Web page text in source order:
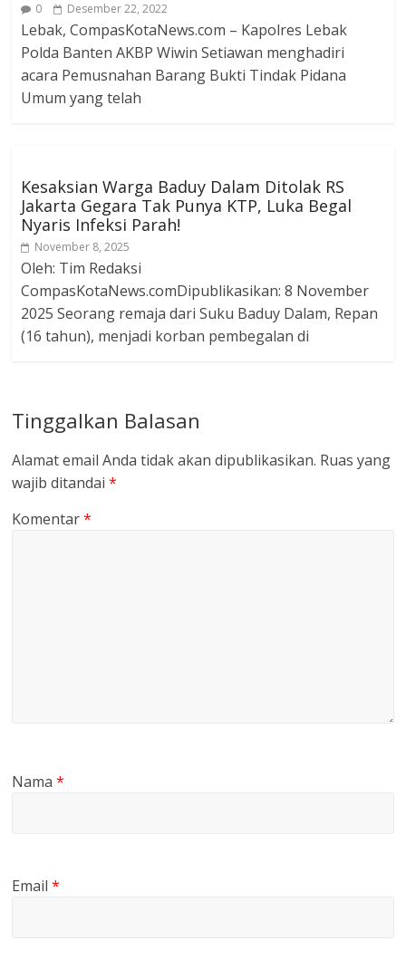
0 Desember 22, 2022
Lebak, CompasKotaNews.com – Kapolres Lebak
Polda Banten AKBP Wiwin Setiawan menghadiri
acara Pemusnahan Barang Bukti Tindak Pidana
Umum yang telah
Kesaksian Warga Baduy Dalam Ditolak RS
Jakarta Gegara Tak Punya KTP, Luka Begal
Nyaris Infeksi Parah!
November 8, 2025
Oleh: Tim Redaksi
CompasKotaNews.comDipublikasikan: 8 November
2025 Seorang remaja dari Suku Baduy Dalam, Repan
(16 tahun), menjadi korban pembegalan di
Tinggalkan Balasan
Alamat email Anda tidak akan dipublikasikan. Ruas yang
wajib ditandai*
Komentar*
Nama*
Email*